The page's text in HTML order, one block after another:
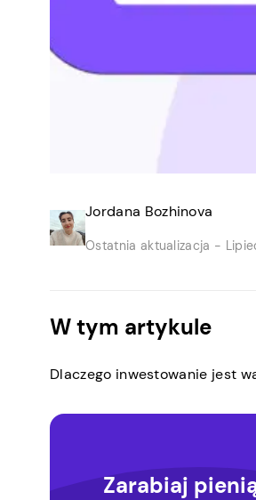
Jordana Bozhinova
Ostatnia aktualizacja -
W tym artykule
Dlaczego inwestowanie jest
Zarabiaj